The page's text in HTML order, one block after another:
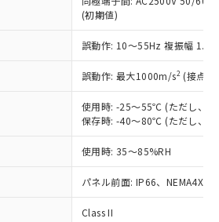
(初期値)
誤動作: 10～55Hz 複振幅
誤動作: 最大1000m/s2 (接点
使用時: -25～55℃ (ただし、氷
保存時: -40～80℃ (ただし、氷
使用時: 35～85%RH
パネル前面: IP66、NEMA4X,
Class II
および標準価格照会結果は、
いる更新日時点での社内デー
き作成されるものであり、閲
時点での実際の在庫および標
は異なる場合があることをご
期状況および標準価格はお客
引先、またはお客様担当のオ
御機器販売店・当社販売員に
制御機器販売店や当社販売拠
販売ネットワーク
」をご確認
下、 水銀(Hg) 1000ppm以下、 カド
以下、ポリ臭化ジフェニルエーテル類
以下、フタル酸ビス(2-エチルヘキシ
DOP) 1000ppm以下、フタル酸ブチ
1000ppm以下、フタル酸ジブチル
以下、フタル酸ジイソブチル
産業用監視および制御機器に対する
とを確認しています。
の基準値 (GB/T26572)：
、 Hg(水銀) : 1000ppm、 Cd(カドミウ
) : 1000ppm、 PBBs(ポリ臭化ビフェ
、 PBDEs(ポリ臭化ジフェニルエーテ
チル) : 1000ppm、 DIBP(フタル酸ジ
、 BBP(フタル酸ブチルベンジ
(2-エチルヘキシル)) : 1000ppm
規制貨物等」という）を輸出
外への提供する場合は、日本
輸出許可(または役務取引許
するなどの必要な手続きを
制貨物を破棄する場合は、完
するなど、違法に輸出されな
要な手段を講じます。
社製品を、核兵器、ミサイ
兵器、生物兵器またはその他
にこれらの製造装置等に一切
社製品を第三者に販売する
数以上の在庫あり
数には満たないが在庫あり
なし(最新の在庫状況につ
は、お客様のお取引先、ま
お客様担当のオムロン制御